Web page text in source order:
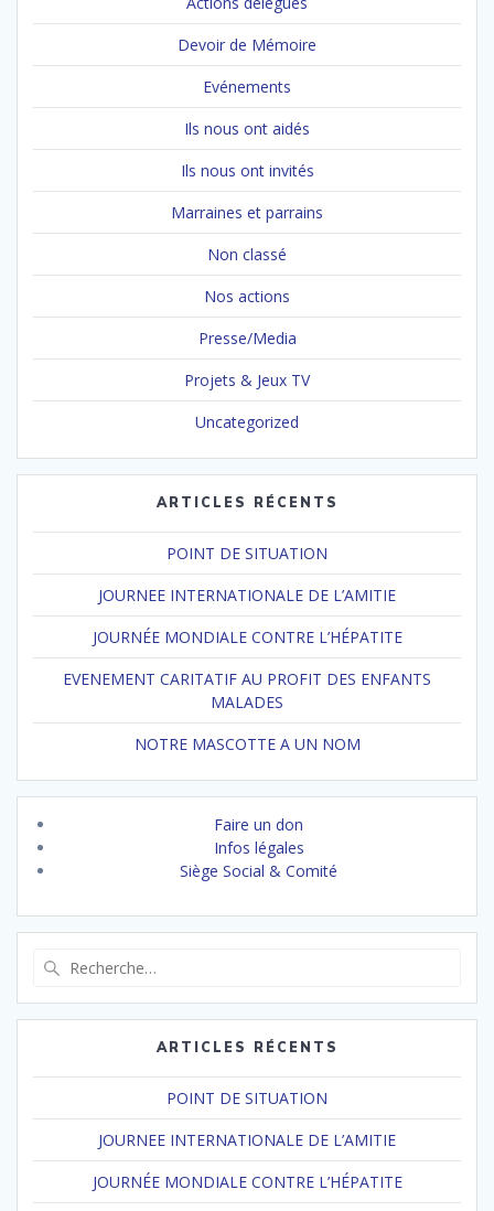
Devoir de Mémoire
Evénements
Ils nous ont aidés
Ils nous ont invités
Marraines et parrains
Non classé
Nos actions
Presse/Media
Projets & Jeux TV
Uncategorized
ARTICLES RÉCENTS
POINT DE SITUATION
JOURNEE INTERNATIONALE DE L’AMITIE
JOURNÉE MONDIALE CONTRE L’HÉPATITE
EVENEMENT CARITATIF AU PROFIT DES ENFANTS
MALADES
NOTRE MASCOTTE A UN NOM
Faire un don
Infos légales
Siège Social & Comité
:
ARTICLES RÉCENTS
POINT DE SITUATION
JOURNEE INTERNATIONALE DE L’AMITIE
JOURNÉE MONDIALE CONTRE L’HÉPATITE